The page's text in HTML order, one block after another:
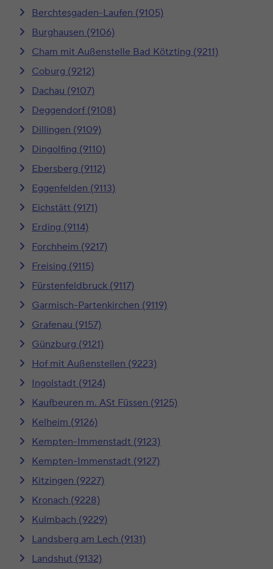
Berchtesgaden-Laufen (9105)
Burghausen (9106)
Cham mit Außenstelle Bad Kötzting (9211)
Coburg (9212)
Dachau (9107)
Deggendorf (9108)
Dillingen (9109)
Dingolfing (9110)
Ebersberg (9112)
Eggenfelden (9113)
Eichstätt (9171)
Erding (9114)
Forchheim (9217)
Freising (9115)
Fürstenfeldbruck (9117)
Garmisch-Partenkirchen (9119)
Grafenau (9157)
Günzburg (9121)
Hof mit Außenstellen (9223)
Ingolstadt (9124)
Kaufbeuren m. ASt Füssen (9125)
Kelheim (9126)
Kempten-Immenstadt (9123)
Kempten-Immenstadt (9127)
Kitzingen (9227)
Kronach (9228)
Kulmbach (9229)
Landsberg am Lech (9131)
Landshut (9132)